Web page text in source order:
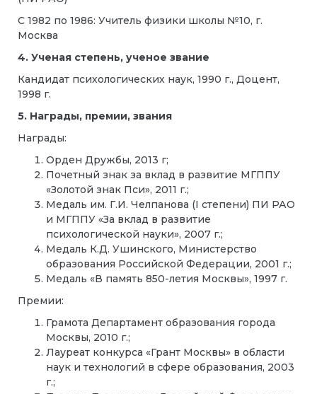
С 1982 по 1986: Учитель физики школы №10, г.
Москва
4. Ученая степень, ученое звание
Кандидат психологических наук, 1990 г., Доцент,
1998 г.
5. Награды, премии, звания
Награды:
Орден Дружбы, 2013 г;
Почетный знак за вклад в развитие МГППУ
«Золотой знак Пси», 2011 г.;
Медаль им. Г.И. Челпанова (I степени) ПИ РАО
и МГППУ «За вклад в развитие
психологической науки», 2007 г.;
Медаль К.Д. Ушинского, Министерство
образования Российской Федерации, 2001 г.;
Медаль «В память 850-летия Москвы», 1997 г.
Премии:
Грамота Департамент образования города
Москвы, 2010 г.;
Лауреат конкурса «Грант Москвы» в области
наук и технологий в сфере образования, 2003
г.;